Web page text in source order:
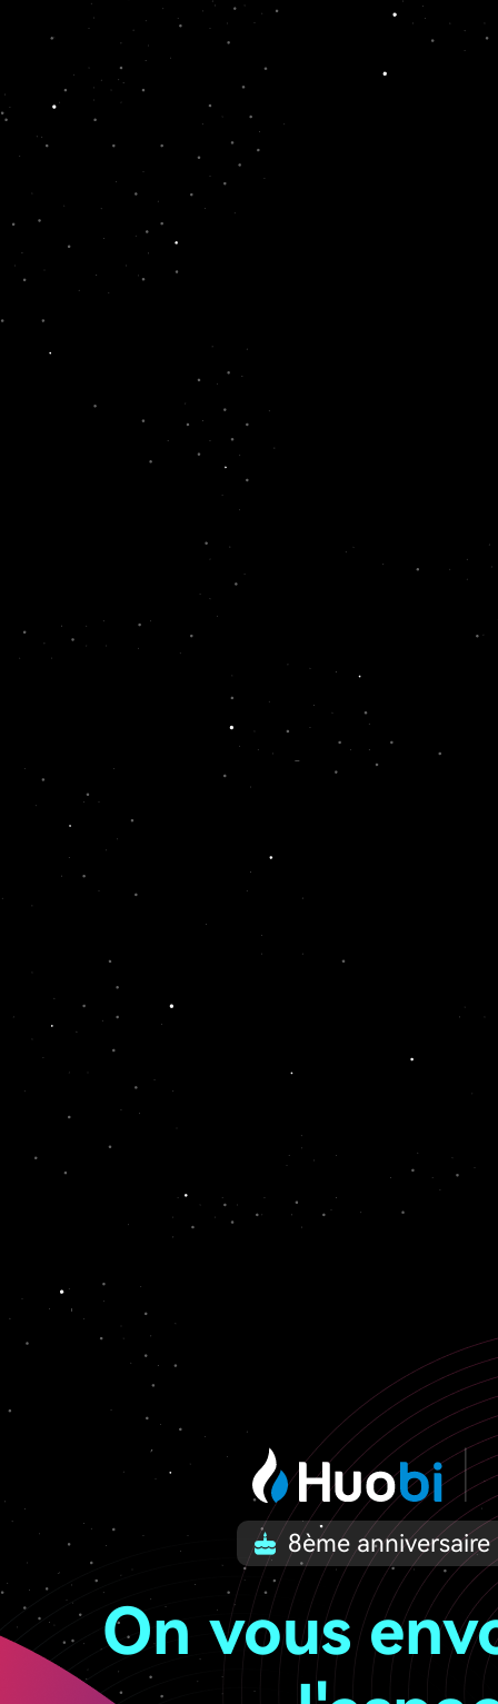
8ème anniversaire
On vous